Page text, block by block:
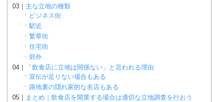
主な立地の種類
ビジネス街
駅近
繁華街
住宅街
郊外
「飲食店に立地は関係ない」と言われる理由
宣伝が足りない場合もある
路地裏の隠れ家的な名店もある
まとめ｜飲食店を開業する場合は適切な立地調査を行おう